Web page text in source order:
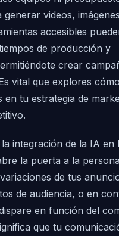
videos,
accesibles
de producción y
crear
vital que explores
en tu estrategia de
integración de la IA en
la puerta a la
de tus
de audiencia, o en
en función del
que tu